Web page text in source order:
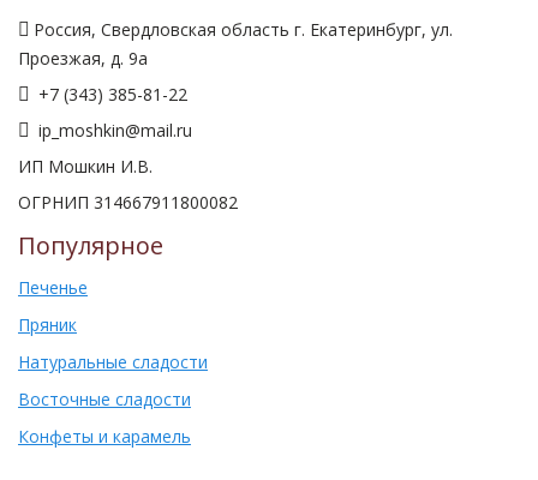
Россия, Свердловская область г. Екатеринбург, ул.
Проезжая, д. 9а
+7 (343) 385-81-22
ip_moshkin@mail.ru
ИП Мошкин И.В.
ОГРНИП 314667911800082
Популярное
Печенье
Пряник
Натуральные сладости
Восточные сладости
Конфеты и карамель